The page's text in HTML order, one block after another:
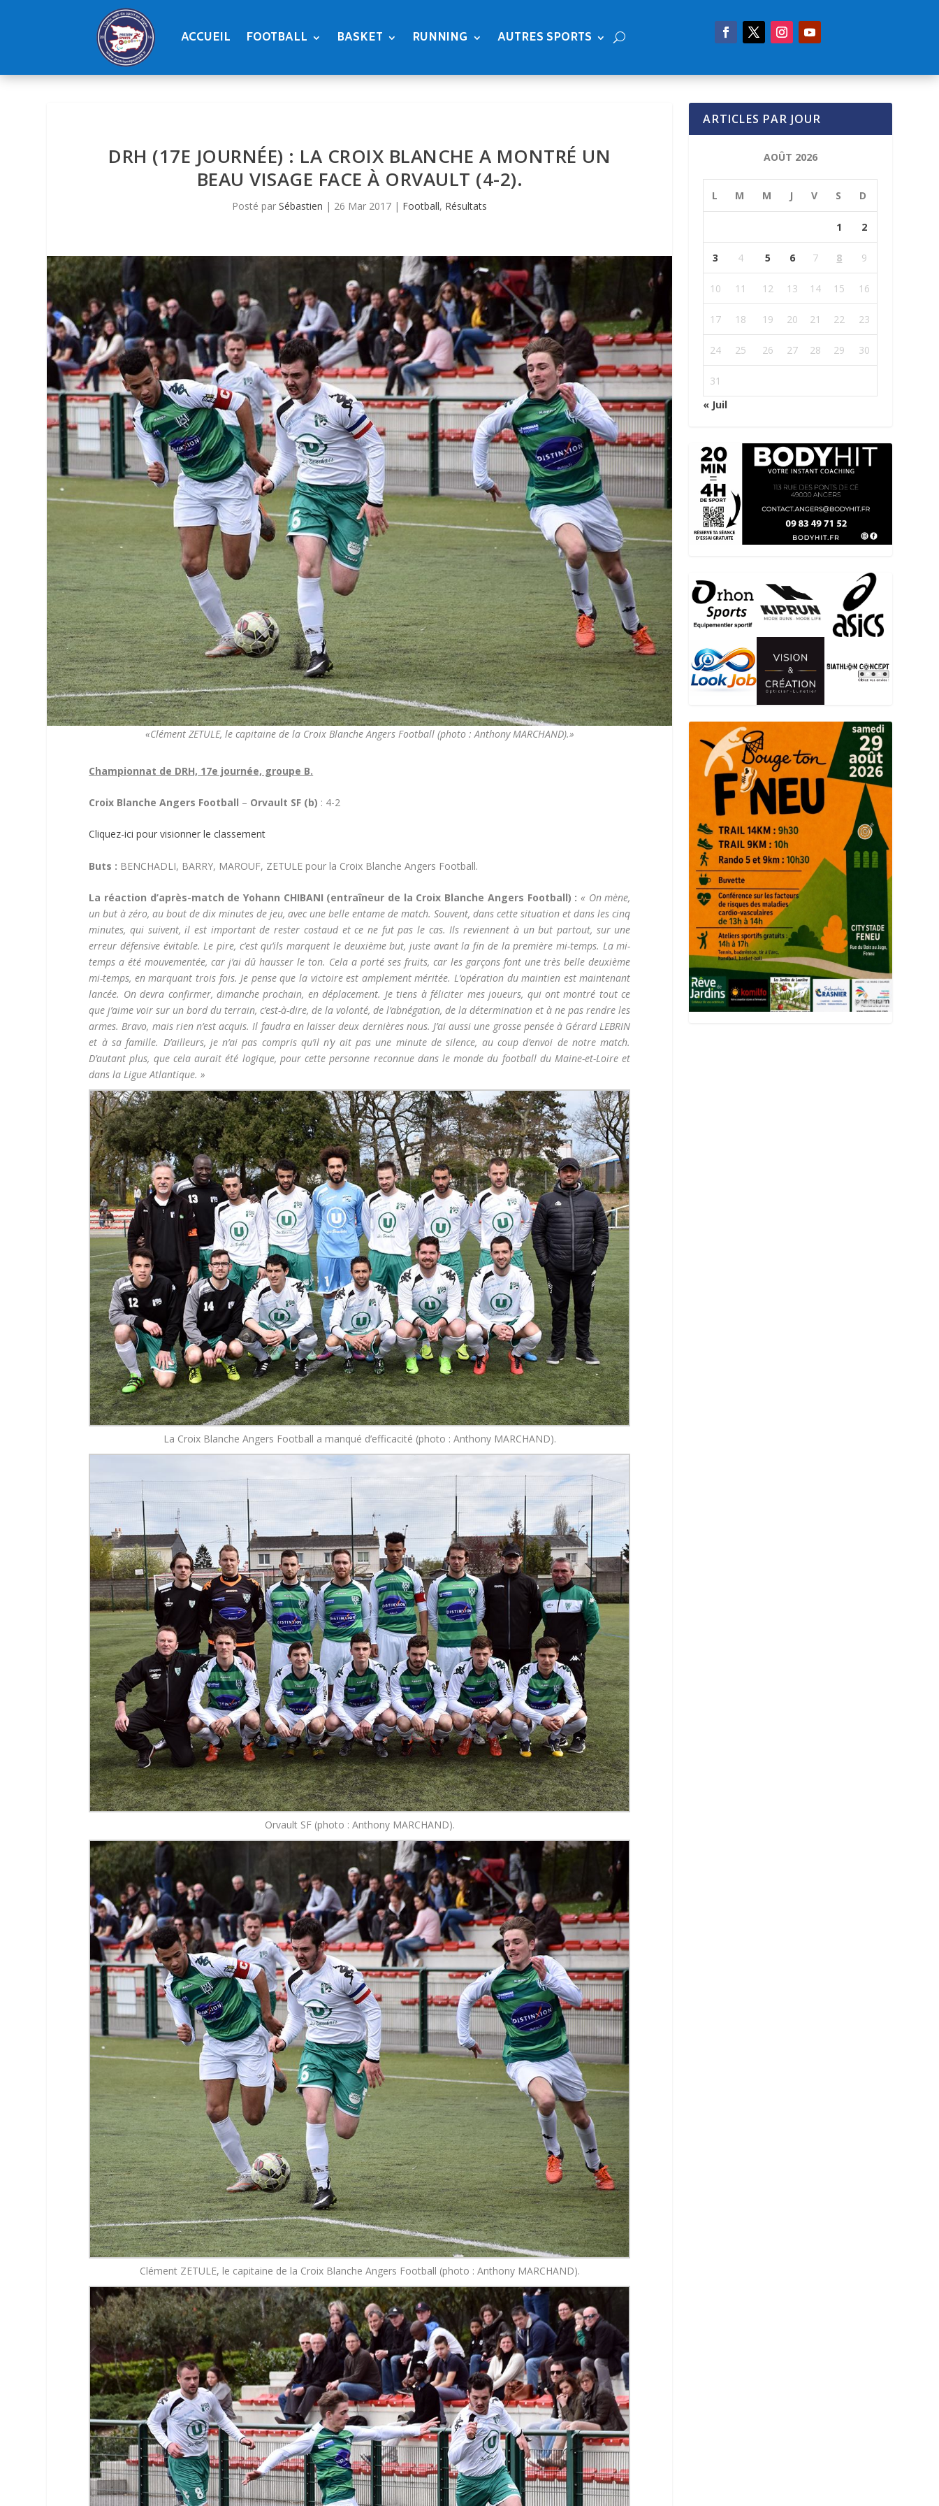
ACCUEIL FOOTBALL BASKET RUNNING AUTRES SPORTS
DRH (17E JOURNÉE) : LA CROIX BLANCHE A MONTRÉ UN
BEAU VISAGE FACE À ORVAULT (4-2).
Posté parSébastien | 26 Mar 2017 | Football, Résultats
«Clément ZETULE, le capitaine de la Croix Blanche Angers Football (photo : Anthony MARCHAND).»
Championnat de DRH, 17e journée, groupe B.
Croix Blanche Angers Football – Orvault SF (b) : 4-2
Cliquez-ici pour visionner le classement
Buts : BENCHADLI, BARRY, MAROUF, ZETULE pour la Croix Blanche Angers Football.
La réaction d’après-match de Yohann CHIBANI (entraîneur de la Croix Blanche Angers Football) : « On mène,
un but à zéro, au bout de dix minutes de jeu, avec une belle entame de match. Souvent, dans cette situation et dans les cinq
minutes, qui suivent, il est important de rester costaud et ce ne fut pas le cas. Ils reviennent à un but partout, sur une
erreur défensive évitable. Le pire, c’est qu’ils marquent le deuxième but, juste avant la fin de la première mi-temps. La mi-
temps a été mouvementée, car j’ai dû hausser le ton. Cela a porté ses fruits, car les garçons font une très belle deuxième
mi-temps, en marquant trois fois. Je pense que la victoire est amplement méritée. L’opération du maintien est maintenant
lancée. On devra confirmer, dimanche prochain, en déplacement. Je tiens à féliciter mes joueurs, qui ont montré tout ce
que j’aime voir sur un bord du terrain, c’est-à-dire, de la volonté, de l’abnégation, de la détermination et à ne pas rendre les
armes. Bravo, mais rien n’est acquis. Il faudra en laisser deux dernières nous. J’ai aussi une grosse pensée à Gérard LEBRIN
et à sa famille. D’ailleurs, je n’ai pas compris qu’il n’y ait pas une minute de silence, au coup d’envoi de notre match.
D’autant plus, que cela aurait été logique, pour cette personne reconnue dans le monde du football du Maine-et-Loire et
dans la Ligue Atlantique. »
La Croix Blanche Angers Football a manqué d’efficacité (photo : Anthony MARCHAND).
Orvault SF (photo : Anthony MARCHAND).
Clément ZETULE, le capitaine de la Croix Blanche Angers Football (photo : Anthony MARCHAND).
ARTICLES PAR JOUR
AOÛT 2026
L M M J V S D
1 2
3 4 5 6 7 8 9
10 11 12 13 14 15 16
17 18 19 20 21 22 23
24 25 26 27 28 29 30
31
« Juil